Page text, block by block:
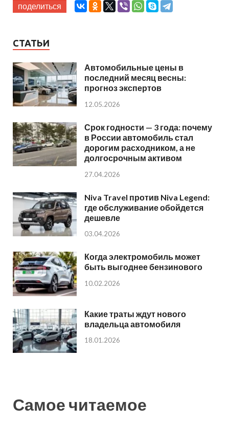
поделиться
СТАТЬИ
Автомобильные цены в
последний месяц весны:
прогноз экспертов
12.05.2026
Срок годности — 3 года: почему
в России автомобиль стал
дорогим расходником, а не
долгосрочным активом
27.04.2026
Niva Travel против Niva Legend:
где обслуживание обойдется
дешевле
03.04.2026
Когда электромобиль может
быть выгоднее бензинового
10.02.2026
Какие траты ждут нового
владельца автомобиля
18.01.2026
Самое читаемое